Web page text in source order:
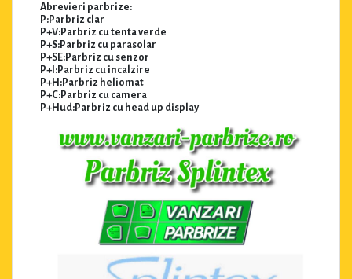
Abrevieri parbrize:
P:Parbriz clar
P+V:Parbriz cu tenta verde
P+S:Parbriz cu parasolar
P+SE:Parbriz cu senzor
P+I:Parbriz cu incalzire
P+H:Parbriz heliomat
P+C:Parbriz cu camera
P+Hud:Parbriz cu head up display